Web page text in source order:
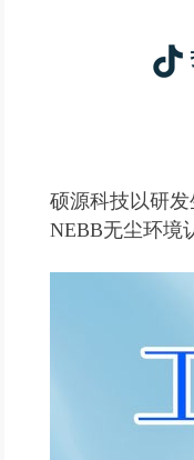
硕源科技以研
NEBB无尘环境